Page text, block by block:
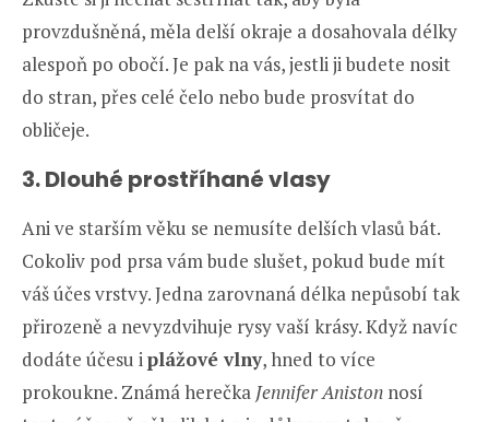
provzdušněná, měla delší okraje a dosahovala délky
alespoň po obočí. Je pak na vás, jestli ji budete nosit
do stran, přes celé čelo nebo bude prosvítat do
obličeje.
3. Dlouhé prostříhané vlasy
Ani ve starším věku se nemusíte delších vlasů bát.
Cokoliv pod prsa vám bude slušet, pokud bude mít
váš účes vrstvy. Jedna zarovnaná délka nepůsobí tak
přirozeně a nevyzdvihuje rysy vaší krásy. Když navíc
dodáte účesu iplážové vlny, hned to více
prokoukne. Známá herečka Jennifer Aniston nosí